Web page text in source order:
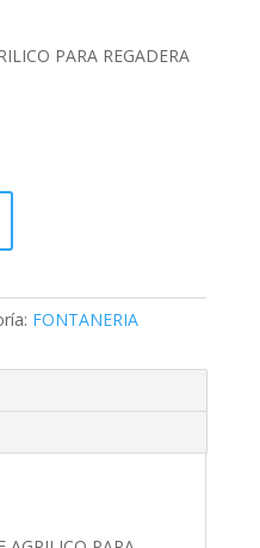
PARA REGADERA
FONTANERIA